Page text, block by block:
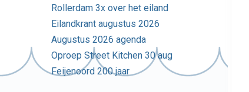
Rollerdam 3x over het eiland
Eilandkrant augustus 2026
Augustus 2026 agenda
Oproep Street Kitchen 30 aug
Feijenoord 200 jaar